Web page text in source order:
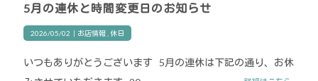
5月の連休と時間変更日のお知らせ
2026/05/02｜ お店情報 休日
いつもありがとうございます 5月の連休は下記の通り、お休